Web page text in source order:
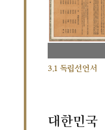
3.1 독립선언서
대한민국